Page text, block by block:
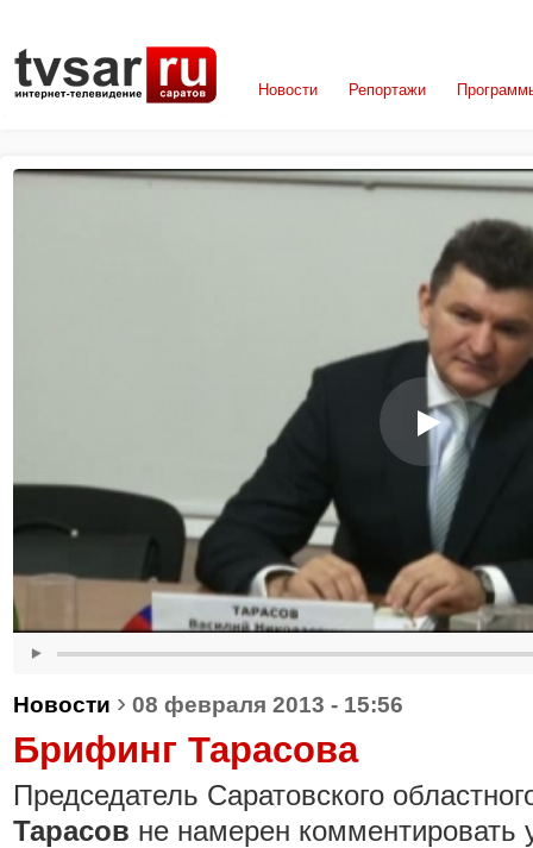
Новости Репортажи
Новости › 08 февраля 2013 - 15:56
Брифинг Тарасова
Председатель Саратовского
Тарасов не намерен комментировать